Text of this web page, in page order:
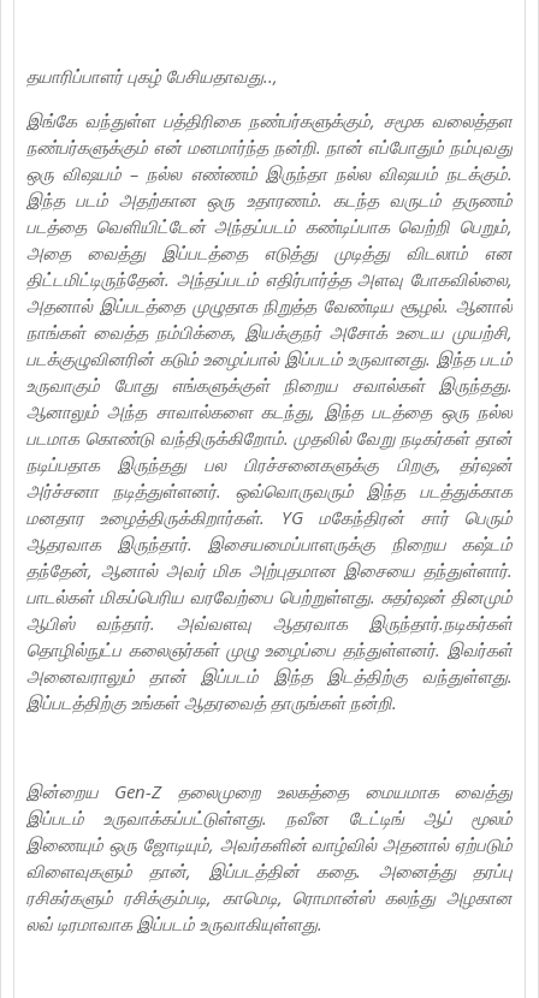
தயாரிப்பாளர் புகழ் பேசியதாவது..,
இங்கே வந்துள்ள பத்திரிகை நண்பர்களுக்கும், சமூக வலைத்தள
நண்பர்களுக்கும் என் மனமார்ந்த நன்றி. நான் எப்போதும் நம்புவது
ஒரு விஷயம் – நல்ல எண்ணம் இருந்தா நல்ல விஷயம் நடக்கும்.
இந்த படம் அதற்கான ஒரு உதாரணம். கடந்த வருடம் தருணம்
படத்தை வெளியிட்டேன் அந்தப்படம் கண்டிப்பாக வெற்றி பெறும்,
அதை வைத்து இப்படத்தை எடுத்து முடித்து விடலாம் என
திட்டமிட்டிருந்தேன். அந்தப்படம் எதிர்பார்த்த அளவு போகவில்லை,
அதனால் இப்படத்தை முழுதாக நிறுத்த வேண்டிய சூழல். ஆனால்
நாங்கள் வைத்த நம்பிக்கை, இயக்குநர் அசோக் உடைய முயற்சி,
படக்குழுவினரின் கடும் உழைப்பால் இப்படம் உருவானது. இந்த படம்
உருவாகும் போது எங்களுக்குள் நிறைய சவால்கள் இருந்தது.
ஆனாலும் அந்த சாவால்களை கடந்து, இந்த படத்தை ஒரு நல்ல
படமாக கொண்டு வந்திருக்கிறோம். முதலில் வேறு நடிகர்கள் தான்
நடிப்பதாக இருந்தது பல பிரச்சனைகளுக்கு பிறகு, தர்ஷன்
அர்ச்சனா நடித்துள்ளனர். ஒவ்வொருவரும் இந்த படத்துக்காக
மனதார உழைத்திருக்கிறார்கள். YG மகேந்திரன் சார் பெரும்
ஆதரவாக இருந்தார். இசையமைப்பாளருக்கு நிறைய கஷ்டம்
தந்தேன், ஆனால் அவர் மிக அற்புதமான இசையை தந்துள்ளார்.
பாடல்கள் மிகப்பெரிய வரவேற்பை பெற்றுள்ளது. சுதர்ஷன் தினமும்
ஆபிஸ் வந்தார். அவ்வளவு ஆதரவாக இருந்தார்.நடிகர்கள்
தொழில்நுட்ப கலைஞர்கள் முழு உழைப்பை தந்துள்ளனர். இவர்கள்
அனைவராலும் தான் இப்படம் இந்த இடத்திற்கு வந்துள்ளது.
இப்படத்திற்கு உங்கள் ஆதரவைத் தாருங்கள் நன்றி.
இன்றைய Gen-Z தலைமுறை உலகத்தை மையமாக வைத்து
இப்படம் உருவாக்கப்பட்டுள்ளது. நவீன டேட்டிங் ஆப் மூலம்
இணையும் ஒரு ஜோடியும், அவர்களின் வாழ்வில் அதனால் ஏற்படும்
விளைவுகளும் தான், இப்படத்தின் கதை. அனைத்து தரப்பு
ரசிகர்களும் ரசிக்கும்படி, காமெடி, ரொமான்ஸ் கலந்து அழகான
லவ் டிரமாவாக இப்படம் உருவாகியுள்ளது.